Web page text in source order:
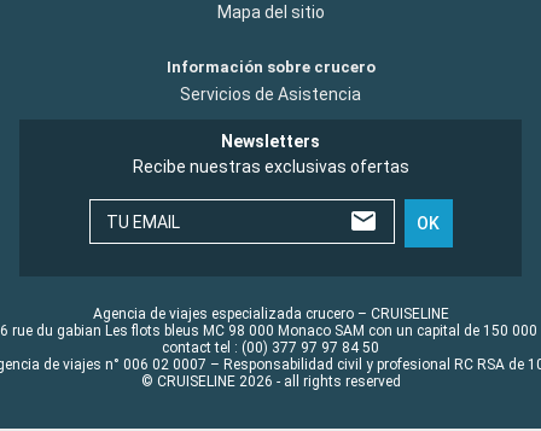
Mapa del sitio
Información sobre crucero
Servicios de Asistencia
Newsletters
Recibe nuestras exclusivas ofertas
TU EMAIL OK
Agencia de viajes especializada crucero – CRUISELINE
rue du gabian Les flots bleus MC 98 000 Monaco SAM con un capital de 150 000
contact tel : (00) 377 97 97 84 50
de viajes n° 006 02 0007 – Responsabilidad civil y profesional RC RSA de
© CRUISELINE 2026 - all rights reserved